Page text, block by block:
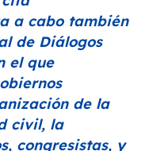
a cabo también
de Diálogos
el que
de la
civil, la
congresistas, y